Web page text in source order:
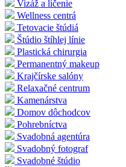
Vizáž a líčenie
Wellness centrá
Tetovacie štúdiá
Štúdio štíhlej línie
Plastická chirurgia
Permanentný makeup
Krajčírske salóny
Relaxačné centrum
Kamenárstva
Domov dôchodcov
Pohrebníctva
Svadobná agentúra
Svadobný fotograf
Svadobné štúdio